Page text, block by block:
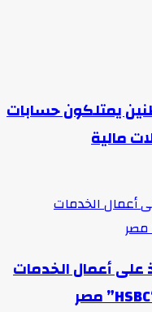
المواطنين يمتلكون حسابات
مالية
أعمال الخدمات